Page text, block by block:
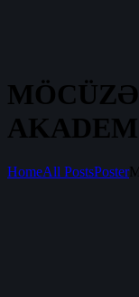
HomeAll PostsPoster